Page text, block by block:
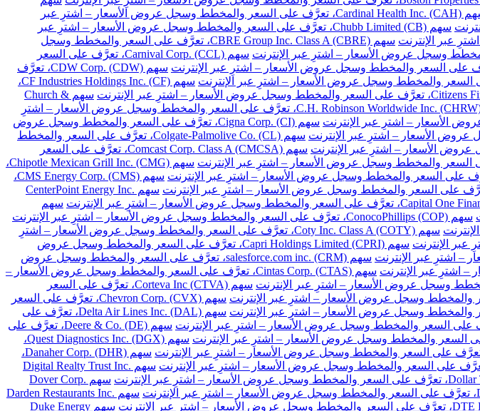
سهم Cardinal Health Inc. (CAH)، تعرَّف على السعر والمخطط وسجل عروض الأسعار – اشترِ عبر
سهم Chubb Limited (CB)، تعرَّف على السعر والمخطط وسجل عروض الأسعار – اشترِ عبر
سهم CBRE Group Inc. Class A (CBRE)، تعرَّف على السعر والمخطط وسجل
سهم Carnival Corp. (CCL)، تعرَّف على السعر
سهم CDW Corp. (CDW)، تعرَّف
سهم CF Industries Holdings Inc. (CF)،
سهم Church &
سهم C.H. Robinson Worldwide Inc. (CHRW)، تعرَّف على السعر والمخطط وسجل عروض الأسعار – اشترِ
سهم Cigna Corp. (CI)، تعرَّف على السعر والمخطط وسجل عروض
سهم Colgate-Palmolive Co. (CL)، تعرَّف على السعر والمخطط
سهم Comcast Corp. Class A (CMCSA)، تعرَّف على السعر
سهم Chipotle Mexican Grill Inc. (CMG)،
سهم CMS Energy Corp. (CMS)،
سهم CenterPoint Energy Inc.
سهم
سهم ConocoPhillips (COP)، تعرَّف على السعر والمخطط وسجل عروض الأسعار – اشترِ عبر الإنترنت
سهم Coty Inc. Class A (COTY)، تعرَّف على السعر والمخطط وسجل عروض الأسعار – اشترِ
سهم Capri Holdings Limited (CPRI)، تعرَّف على السعر والمخطط وسجل عروض
سهم salesforce.com inc. (CRM)، تعرَّف على السعر والمخطط وسجل عروض
سهم Cintas Corp. (CTAS)، تعرَّف على السعر والمخطط وسجل عروض الأسعار –
سهم Corteva Inc (CTVA)، تعرَّف على السعر
سهم Chevron Corp. (CVX)، تعرَّف على السعر
سهم Delta Air Lines Inc. (DAL)، تعرَّف على
سهم Deere & Co. (DE)، تعرَّف على
سهم Quest Diagnostics Inc. (DGX)،
سهم Danaher Corp. (DHR)،
سهم Digital Realty Trust Inc.
سهم Dover Corp.
سهم Darden Restaurants Inc.
سهم Duke Energy